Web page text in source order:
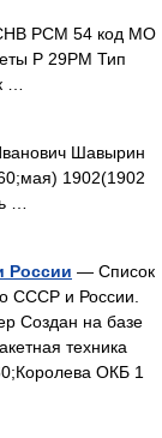
РСМ 54 код МО
Р 29РМ Тип
…
Шавырин
1902(1902
…
России — Список
СССР и России.
Создан на базе
техника
ОКБ 1